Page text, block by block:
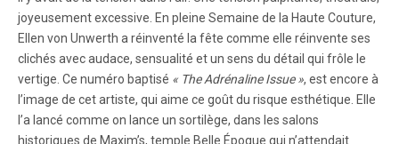
joyeusement excessive. En pleine Semaine de la Haute Couture,
Ellen von Unwerth a réinventé la fête comme elle réinvente ses
clichés avec audace, sensualité et un sens du détail qui frôle le
vertige. Ce numéro baptisé « The Adrénaline Issue », est encore à
l’image de cet artiste, qui aime ce goût du risque esthétique. Elle
l’a lancé comme on lance un sortilège, dans les salons
historiques de Maxim’s, temple Belle Époque qui n’attendait